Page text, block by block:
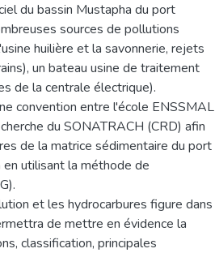
du bassin Mustapha du port
sources de pollutions
huilière et la savonnerie, rejets
un bateau usine de traitement
de la centrale électrique).
convention entre l'école ENSSMAL
du SONATRACH (CRD) afin
de la matrice sédimentaire du port
utilisant la méthode de
et les hydrocarbures figure dans
de mettre en évidence la
classification, principales